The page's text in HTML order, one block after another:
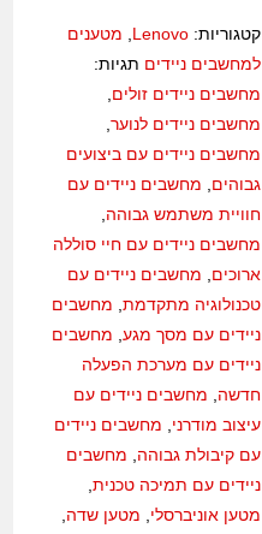
נייד
Lenovo
5.5/2.5
Yellow
65W
קטגוריות: Lenovo
מטענים
למחשבים ניידים תגיות:
מחשבים ניידים זולים
מחשבים ניידים לנוער,
מחשבים ניידים עם ביצועים
גבוהים
מחשבים ניידים עם
חוויית משתמש גבוהה
מחשבים ניידים עם חיי סוללה
ארוכים
מחשבים ניידים עם
טכנולוגיה מתקדמת, מחשבים
ניידים עם מסך מגע, מחשבים
ניידים עם מערכת הפעלה
חדשה
מחשבים ניידים עם
עיצוב מודרני
מחשבים ניידים
עם קיבולת גבוהה
מחשבים
ניידים עם תמיכה טכנית,
מטען אוניברסלי
מטען שדה